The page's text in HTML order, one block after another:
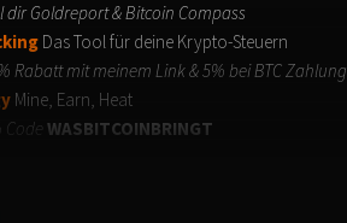
dir Goldreport & Bitcoin Compass
Das Tool für deine Krypto-Steuern
Rabatt mit meinem Link & 5% bei BTC Zahlung
Mine, Earn, Heat
Code WASBITCOINBRINGT